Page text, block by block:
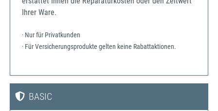
Ihrer Ware.
· Nur für Privatkunden
· Für Versicherungsprodukte gelten keine Rabattaktionen.
BASIC